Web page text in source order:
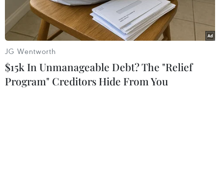
JG Wentworth
$15k In Unmanageable Debt? The "Relief
Program" Creditors Hide From You